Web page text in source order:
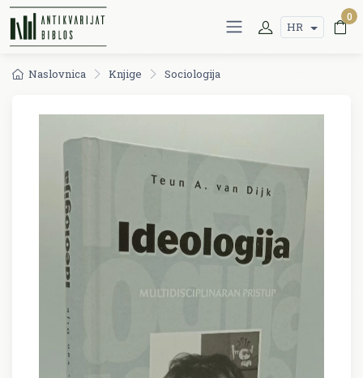
HR
0
Naslovnica Knjige Sociologija